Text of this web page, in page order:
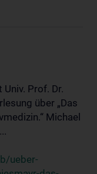
Prof. Dr.
über „Das
Michael
ueber-